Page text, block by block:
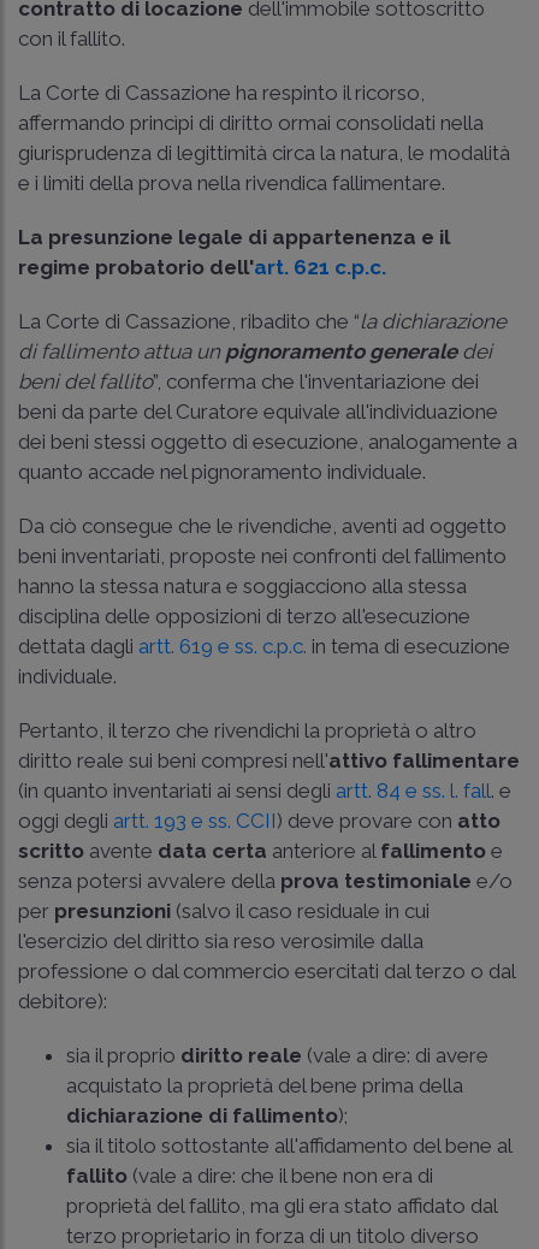
contratto di locazione dell'immobile sottoscritto
con il fallito.
La Corte di Cassazione ha respinto il ricorso,
affermando princìpi di diritto ormai consolidati nella
giurisprudenza di legittimità circa la natura, le modalità
e i limiti della prova nella rivendica fallimentare.
La presunzione legale di appartenenza e il
regime probatorio dell'art. 621 c.p.c.
La Corte di Cassazione, ribadito che “la dichiarazione
di fallimento attua un pignoramento generaledei
beni del fallito”, conferma che l'inventariazione dei
beni da parte del Curatore equivale all'individuazione
dei beni stessi oggetto di esecuzione, analogamente a
quanto accade nel pignoramento individuale.
Da ciò consegue che le rivendiche, aventi ad oggetto
beni inventariati, proposte nei confronti del fallimento
hanno la stessa natura e soggiacciono alla stessa
disciplina delle opposizioni di terzo all'esecuzione
dettata dagli artt. 619 e ss. c.p.c. in tema di esecuzione
individuale.
Pertanto, il terzo che rivendichi la proprietà o altro
diritto reale sui beni compresi nell'attivo fallimentare
(in quanto inventariati ai sensi degli artt. 84 e ss. l. fall. e
oggi degli artt. 193 e ss. CCII) deve provare con atto
scritto avente data certa anteriore al fallimento e
senza potersi avvalere della prova testimoniale e/o
per presunzioni (salvo il caso residuale in cui
l'esercizio del diritto sia reso verosimile dalla
professione o dal commercio esercitati dal terzo o dal
debitore):
sia il proprio diritto reale (vale a dire: di avere
acquistato la proprietà del bene prima della
dichiarazione di fallimento);
sia il titolo sottostante all'affidamento del bene al
fallito (vale a dire: che il bene non era di
proprietà del fallito, ma gli era stato affidato dal
terzo proprietario in forza di un titolo diverso